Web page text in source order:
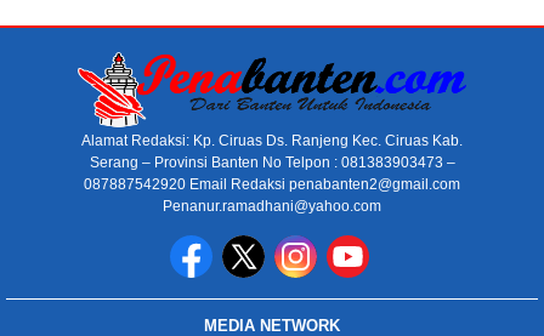
Alamat Redaksi: Kp. Ciruas Ds. Ranjeng Kec. Ciruas Kab.
Serang – Provinsi Banten No Telpon : 081383903473 –
087887542920 Email Redaksi penabanten2@gmail.com
Penanur.ramadhani@yahoo.com
MEDIA NETWORK